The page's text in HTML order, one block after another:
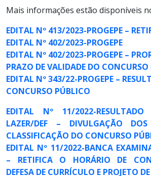
Mais informações estão disponíveis
EDITAL Nº 413/2023-PROGEPE –
EDITAL Nº 402/2023-PROGEPE
EDITAL Nº 402/2023-PROGEPE –
PRAZO DE VALIDADE DO
EDITAL Nº 343/22-PROGEPE –
CONCURSO PÚBLICO
EDITAL Nº 11/2022-
LAZER/DEF – DIVULGAÇÃO
CLASSIFICAÇÃO DO CONCURSO
EDITAL Nº 11/2022-BANCA
– RETIFICA O HORÁRIO DE
DEFESA DE CURRÍCULO E PROJETO